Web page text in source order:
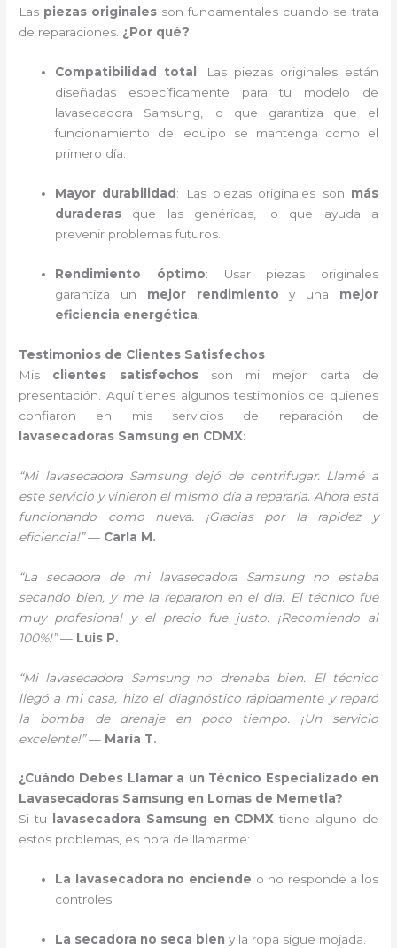
Las piezas originales son fundamentales cuando se trata
de reparaciones. ¿Por qué?
Compatibilidad total : Las piezas originales están
diseñadas específicamente para tu modelo de
lavasecadora Samsung, lo que garantiza que el
funcionamiento del equipo se mantenga como el
primero día.
Mayor durabilidad : Las piezas originales son más
duraderas que las genéricas, lo que ayuda a
prevenir problemas futuros.
Rendimiento óptimo: Usar piezas originales
garantiza un mejor rendimiento y una mejor
eficiencia energética
Testimonios de Clientes Satisfechos
Mis clientes satisfechosson mi mejor carta de
presentación. Aquí tienes algunos testimonios de quienes
confiaron en mis servicios de reparación de
lavasecadoras Samsung en CDMX:
“Mi lavasecadora Samsung dejó de centrifugar. Llamé a
este servicio y vinieron el mismo día a repararla. Ahora está
funcionando como nueva. ¡Gracias por la rapidez y
eficiencia!”— Carla M.
“La secadora de mi lavasecadora Samsung no estaba
secando bien, y me la repararon en el día. El técnico fue
muy profesional y el precio fue justo. ¡Recomiendo al
100%!”— Luis P.
“Mi lavasecadora Samsung no drenaba bien. El técnico
llegó a mi casa, hizo el diagnóstico rápidamente y reparó
la bomba de drenaje en poco tiempo. ¡Un servicio
excelente!”— María T.
¿Cuándo Debes Llamar a un Técnico Especializado en
Lavasecadoras Samsung en Lomas de Memetla?
Si tu
lavasecadora Samsung en CDMX tiene alguno de
estos problemas, es hora de llamarme:
La lavasecadora no enciende o no responde a los
controles.
La secadora no seca bien y la ropa sigue mojada.